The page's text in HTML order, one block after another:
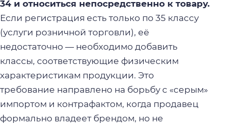
34 и относиться непосредственно к товару.
Если регистрация есть только по 35 классу
(услуги розничной торговли), её
недостаточно — необходимо добавить
классы, соответствующие физическим
характеристикам продукции. Это
требование направлено на борьбу с «серым»
импортом и контрафактом, когда продавец
формально владеет брендом, но не